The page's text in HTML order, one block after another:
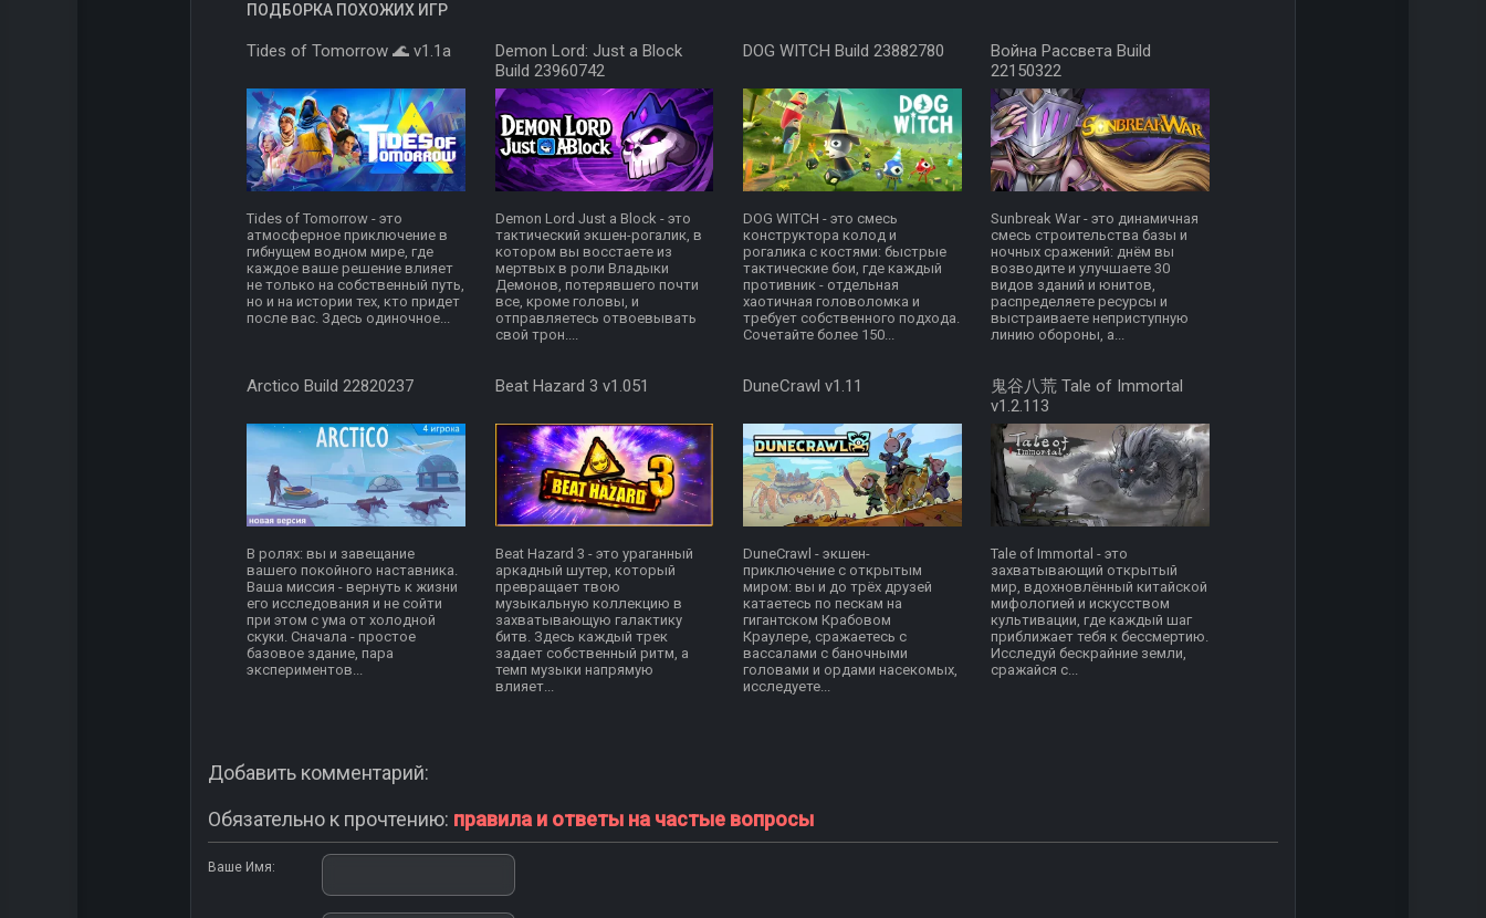
ПОДБОРКА ПОХОЖИХ ИГР
Tides of Tomorrow 🌊 v1.1a
Tides of Tomorrow - это
атмосферное приключение в
гибнущем водном мире, где
каждое ваше решение влияет
не только на собственный путь,
но и на истории тех, кто придет
после вас. Здесь одиночное...
Demon Lord: Just a Block
Build 23960742
Demon Lord Just a Block - это
тактический экшен-рогалик, в
котором вы восстаете из
мертвых в роли Владыки
Демонов, потерявшего почти
все, кроме головы, и
отправляетесь отвоевывать
свой трон....
DOG WITCH Build 23882780
DOG WITCH - это смесь
конструктора колод и
рогалика с костями: быстрые
тактические бои, где каждый
противник - отдельная
хаотичная головоломка и
требует собственного подхода.
Сочетайте более 150...
Война Рассвета Build
22150322
Sunbreak War - это динамичная
смесь строительства базы и
ночных сражений: днём вы
возводите и улучшаете 30
видов зданий и юнитов,
распределяете ресурсы и
выстраиваете неприступную
линию обороны, а...
Arctico Build 22820237
В ролях: вы и завещание
вашего покойного наставника.
Ваша миссия - вернуть к жизни
его исследования и не сойти
при этом с ума от холодной
скуки. Сначала - простое
базовое здание, пара
экспериментов...
Beat Hazard 3 v1.051
Beat Hazard 3 - это ураганный
аркадный шутер, который
превращает твою
музыкальную коллекцию в
захватывающую галактику
битв. Здесь каждый трек
задает собственный ритм, а
темп музыки напрямую
влияет...
DuneCrawl v1.11
DuneCrawl - экшен-
приключение с открытым
миром: вы и до трёх друзей
катаетесь по пескам на
гигантском Крабовом
Краулере, сражаетесь с
вассалами с баночными
головами и ордами насекомых,
исследуете...
鬼谷八荒 Tale of Immortal
v1.2.113
Tale of Immortal - это
захватывающий открытый
мир, вдохновлённый китайской
мифологией и искусством
культивации, где каждый шаг
приближает тебя к бессмертию.
Исследуй бескрайние земли,
сражайся с...
Добавить комментарий:
Обязательно к прочтению: правила и ответы на частые вопросы
Ваше Имя: